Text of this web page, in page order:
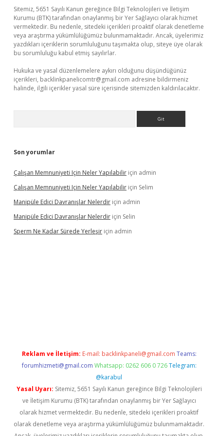
Sitemiz, 5651 Sayılı Kanun gereğince Bilgi Teknolojileri ve İletişim
Kurumu (BTK) tarafından onaylanmış bir Yer Sağlayıcı olarak hizmet
vermektedir. Bu nedenle, sitedeki içerikleri proaktif olarak denetleme
veya araştırma yükümlülüğümüz bulunmamaktadır. Ancak, üyelerimiz
yazdıkları içeriklerin sorumluluğunu taşımakta olup, siteye üye olarak
bu sorumluluğu kabul etmiş sayılırlar.
Hukuka ve yasal düzenlemelere aykırı olduğunu düşündüğünüz
içerikleri, backlinkpanelicomtr@gmail.com adresine bildirmeniz
halinde, ilgili içerikler yasal süre içerisinde sitemizden kaldırılacaktır.
Son yorumlar
Çalışan Memnuniyeti Için Neler Yapılabilir için admin
Çalışan Memnuniyeti Için Neler Yapılabilir için Selim
Manipüle Edici Davranışlar Nelerdir için admin
Manipüle Edici Davranışlar Nelerdir için Selin
Sperm Ne Kadar Sürede Yerleşir için admin
Reklam ve İletişim: E-mail: backlinkpaneli@gmail.com Teams:
forumhizmeti@gmail.com Whatsapp: 0262 606 0 726 Telegram:
@karabul
Yasal Uyarı: Sitemiz, 5651 Sayılı Kanun gereğince Bilgi Teknolojileri
ve İletişim Kurumu (BTK) tarafından onaylanmış bir Yer Sağlayıcı
olarak hizmet vermektedir. Bu nedenle, sitedeki içerikleri proaktif
olarak denetleme veya araştırma yükümlülüğümüz bulunmamaktadır.